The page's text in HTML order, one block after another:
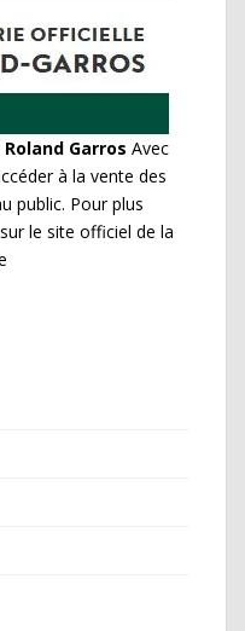
Garros Avec
à la vente des
public. Pour plus
le site officiel de la